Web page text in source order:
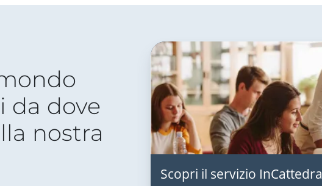
da dove
nostra
Scopri il servizio InCattedra